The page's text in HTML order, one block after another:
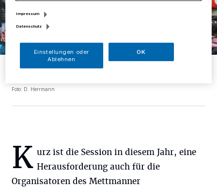
Foto: D. Herrmann
K urz ist die Session in diesem Jahr, eine
Herausforderung auch für die
Organisatoren des Mettmanner
Impressum
Datenschutz
Einstellungen oder
Ablehnen
OK